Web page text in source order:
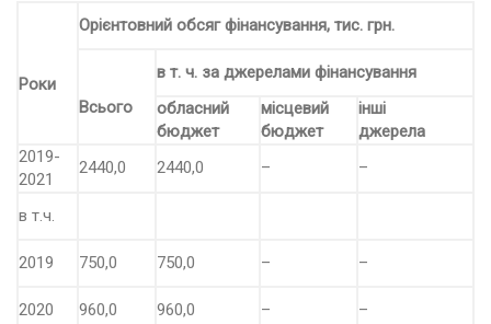
Роки
Орієнтовний обсяг фінансування, тис. грн.
Всього
в т. ч. за джерелами фінансування
обласний
бюджет
місцевий
бюджет
інші
джерела
2019-
2021
2440,0 2440,0 – –
в т.ч.
2019 750,0 750,0 – –
2020 960,0 960,0 – –